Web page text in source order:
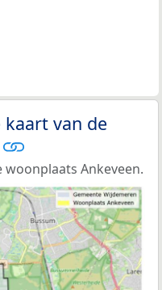
van de
woonplaats Ankeveen.